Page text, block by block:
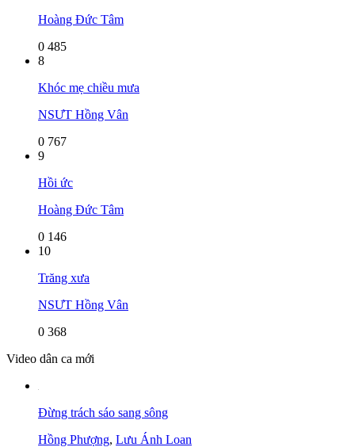
Hoàng Đức Tâm
0 485
8
Khóc mẹ chiều mưa
NSƯT Hồng Vân
0 767
9
Hồi ức
Hoàng Đức Tâm
0 146
10
Trăng xưa
NSƯT Hồng Vân
0 368
Video dân ca mới
Đừng trách sáo sang sông
Hồng Phượng, Lưu Ánh Loan